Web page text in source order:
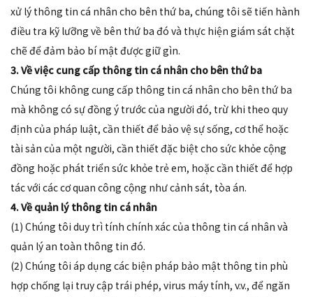
xử lý thông tin cá nhân cho bên thứ ba, chúng tôi sẽ tiến hành
điều tra kỹ lưỡng về bên thứ ba đó và thực hiện giám sát chặt
chẽ để đảm bảo bí mật được giữ gìn.
3. Về việc cung cấp thông tin cá nhân cho bên thứ ba
Chúng tôi không cung cấp thông tin cá nhân cho bên thứ ba
mà không có sự đồng ý trước của người đó, trừ khi theo quy
định của pháp luật, cần thiết để bảo vệ sự sống, cơ thể hoặc
tài sản của một người, cần thiết đặc biệt cho sức khỏe cộng
đồng hoặc phát triển sức khỏe trẻ em, hoặc cần thiết để hợp
tác với các cơ quan công cộng như cảnh sát, tòa án.
4. Về quản lý thông tin cá nhân
(1) Chúng tôi duy trì tính chính xác của thông tin cá nhân và
quản lý an toàn thông tin đó.
(2) Chúng tôi áp dụng các biện pháp bảo mật thông tin phù
hợp chống lại truy cập trái phép, virus máy tính, v.v., để ngăn